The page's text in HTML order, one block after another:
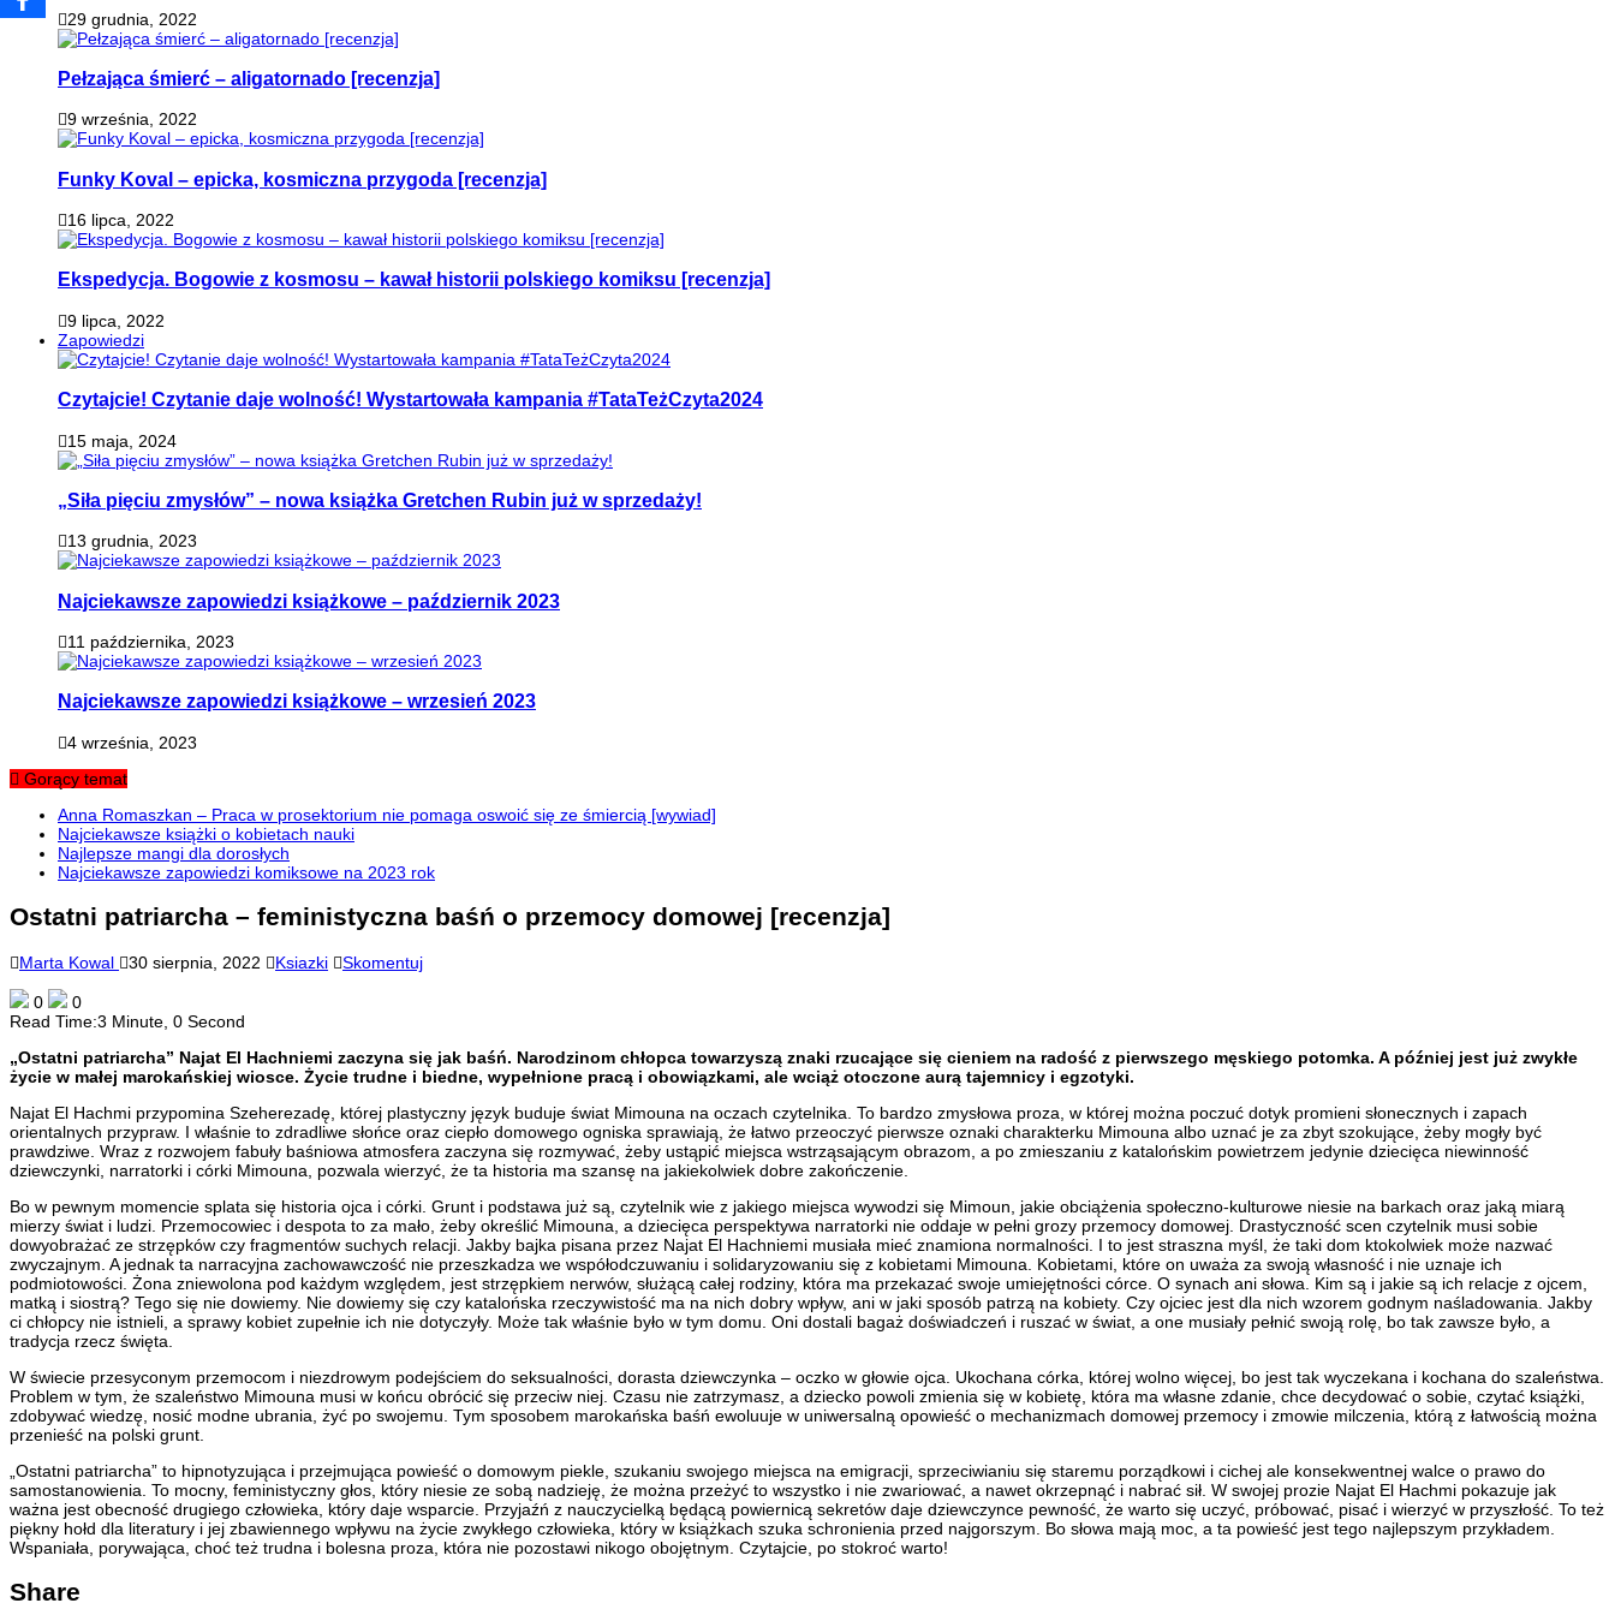
29 grudnia, 2022
Pełzająca śmierć – aligatornado [recenzja]
9 września, 2022
Funky Koval – epicka, kosmiczna przygoda [recenzja]
16 lipca, 2022
Ekspedycja. Bogowie z kosmosu – kawał historii polskiego komiksu [recenzja]
9 lipca, 2022
Zapowiedzi
Czytajcie! Czytanie daje wolność! Wystartowała kampania #TataTeżCzyta2024
15 maja, 2024
„Siła pięciu zmysłów” – nowa książka Gretchen Rubin już w sprzedaży!
13 grudnia, 2023
Najciekawsze zapowiedzi książkowe – październik 2023
11 października, 2023
Najciekawsze zapowiedzi książkowe – wrzesień 2023
4 września, 2023
Gorący temat
Anna Romaszkan – Praca w prosektorium nie pomaga oswoić się ze śmiercią [wywiad]
Najciekawsze książki o kobietach nauki
Najlepsze mangi dla dorosłych
Najciekawsze zapowiedzi komiksowe na 2023 rok
Ostatni patriarcha – feministyczna baśń o przemocy domowej [recenzja]
Marta Kowal 30 sierpnia, 2022 Ksiazki Skomentuj
0
0
Read Time:3 Minute, 0 Second
„Ostatni patriarcha” Najat El Hachniemi zaczyna się jak baśń. Narodzinom chłopca towarzyszą znaki rzucające się cieniem na radość z pierwszego męskiego potomka. A później jest już zwykłe
życie w małej marokańskiej wiosce. Życie trudne i biedne, wypełnione pracą i obowiązkami, ale wciąż otoczone aurą tajemnicy i egzotyki.
Najat El Hachmi przypomina Szeherezadę, której plastyczny język buduje świat Mimouna na oczach czytelnika. To bardzo zmysłowa proza, w której można poczuć dotyk promieni słonecznych i zapach
orientalnych przypraw. I właśnie to zdradliwe słońce oraz ciepło domowego ogniska sprawiają, że łatwo przeoczyć pierwsze oznaki charakterku Mimouna albo uznać je za zbyt szokujące, żeby mogły być
prawdziwe. Wraz z rozwojem fabuły baśniowa atmosfera zaczyna się rozmywać, żeby ustąpić miejsca wstrząsającym obrazom, a po zmieszaniu z katalońskim powietrzem jedynie dziecięca niewinność
dziewczynki, narratorki i córki Mimouna, pozwala wierzyć, że ta historia ma szansę na jakiekolwiek dobre zakończenie.
Bo w pewnym momencie splata się historia ojca i córki. Grunt i podstawa już są, czytelnik wie z jakiego miejsca wywodzi się Mimoun, jakie obciążenia społeczno-kulturowe niesie na barkach oraz jaką miarą
mierzy świat i ludzi. Przemocowiec i despota to za mało, żeby określić Mimouna, a dziecięca perspektywa narratorki nie oddaje w pełni grozy przemocy domowej. Drastyczność scen czytelnik musi sobie
dowyobrażać ze strzępków czy fragmentów suchych relacji. Jakby bajka pisana przez Najat El Hachniemi musiała mieć znamiona normalności. I to jest straszna myśl, że taki dom ktokolwiek może nazwać
zwyczajnym. A jednak ta narracyjna zachowawczość nie przeszkadza we współodczuwaniu i solidaryzowaniu się z kobietami Mimouna. Kobietami, które on uważa za swoją własność i nie uznaje ich
podmiotowości. Żona zniewolona pod każdym względem, jest strzępkiem nerwów, służącą całej rodziny, która ma przekazać swoje umiejętności córce. O synach ani słowa. Kim są i jakie są ich relacje z ojcem,
matką i siostrą? Tego się nie dowiemy. Nie dowiemy się czy katalońska rzeczywistość ma na nich dobry wpływ, ani w jaki sposób patrzą na kobiety. Czy ojciec jest dla nich wzorem godnym naśladowania. Jakby
ci chłopcy nie istnieli, a sprawy kobiet zupełnie ich nie dotyczyły. Może tak właśnie było w tym domu. Oni dostali bagaż doświadczeń i ruszać w świat, a one musiały pełnić swoją rolę, bo tak zawsze było, a
tradycja rzecz święta.
W świecie przesyconym przemocom i niezdrowym podejściem do seksualności, dorasta dziewczynka – oczko w głowie ojca. Ukochana córka, której wolno więcej, bo jest tak wyczekana i kochana do szaleństwa.
Problem w tym, że szaleństwo Mimouna musi w końcu obrócić się przeciw niej. Czasu nie zatrzymasz, a dziecko powoli zmienia się w kobietę, która ma własne zdanie, chce decydować o sobie, czytać książki,
zdobywać wiedzę, nosić modne ubrania, żyć po swojemu. Tym sposobem marokańska baśń ewoluuje w uniwersalną opowieść o mechanizmach domowej przemocy i zmowie milczenia, którą z łatwością można
przenieść na polski grunt.
„Ostatni patriarcha” to hipnotyzująca i przejmująca powieść o domowym piekle, szukaniu swojego miejsca na emigracji, sprzeciwianiu się staremu porządkowi i cichej ale konsekwentnej walce o prawo do
samostanowienia. To mocny, feministyczny głos, który niesie ze sobą nadzieję, że można przeżyć to wszystko i nie zwariować, a nawet okrzepnąć i nabrać sił. W swojej prozie Najat El Hachmi pokazuje jak
ważna jest obecność drugiego człowieka, który daje wsparcie. Przyjaźń z nauczycielką będącą powiernicą sekretów daje dziewczynce pewność, że warto się uczyć, próbować, pisać i wierzyć w przyszłość. To też
piękny hołd dla literatury i jej zbawiennego wpływu na życie zwykłego człowieka, który w książkach szuka schronienia przed najgorszym. Bo słowa mają moc, a ta powieść jest tego najlepszym przykładem.
Wspaniała, porywająca, choć też trudna i bolesna proza, która nie pozostawi nikogo obojętnym. Czytajcie, po stokroć warto!
Share